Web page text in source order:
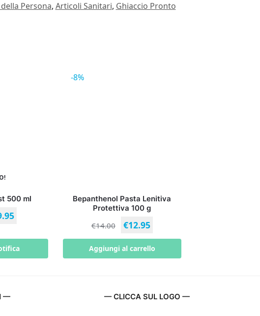
Persona, Articoli Sanitari, Ghiaccio Pronto
500 ml
-8%
Bepanthenol Pasta Lenitiva
Protettiva 100 g
€14.00 €12.95
Aggiungi al carrello
— — CLICCA SUL LOGO —